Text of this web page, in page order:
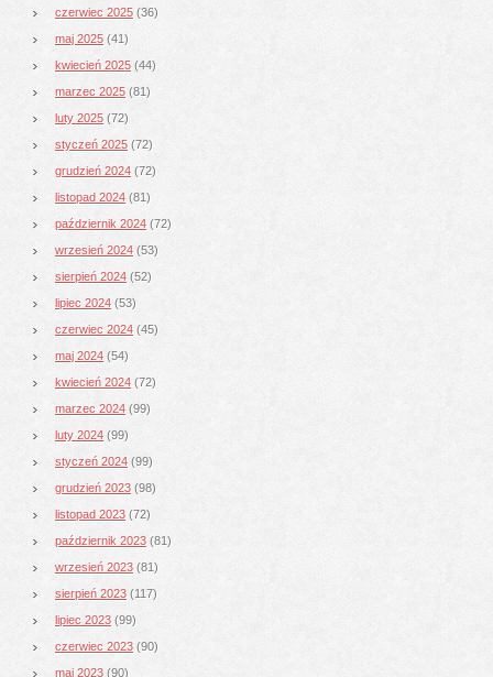
czerwiec 2025 (36)
maj 2025 (41)
kwiecień 2025 (44)
marzec 2025 (81)
luty 2025 (72)
styczeń 2025 (72)
grudzień 2024 (72)
listopad 2024 (81)
październik 2024 (72)
wrzesień 2024 (53)
sierpień 2024 (52)
lipiec 2024 (53)
czerwiec 2024 (45)
maj 2024 (54)
kwiecień 2024 (72)
marzec 2024 (99)
luty 2024 (99)
styczeń 2024 (99)
grudzień 2023 (98)
listopad 2023 (72)
październik 2023 (81)
wrzesień 2023 (81)
sierpień 2023 (117)
lipiec 2023 (99)
czerwiec 2023 (90)
maj 2023 (90)